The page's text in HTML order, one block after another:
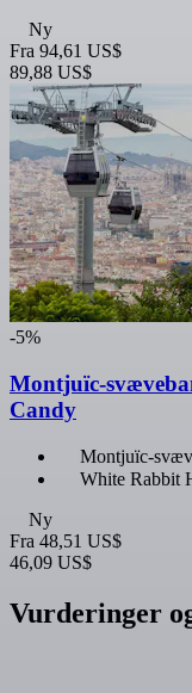
Ny
Fra 94,61 US$
89,88 US$
-5%
Montjuïc-
Candy
Montjuïc-
White Rabbit
Ny
Fra 48,51 US$
46,09 US$
Vurderinger